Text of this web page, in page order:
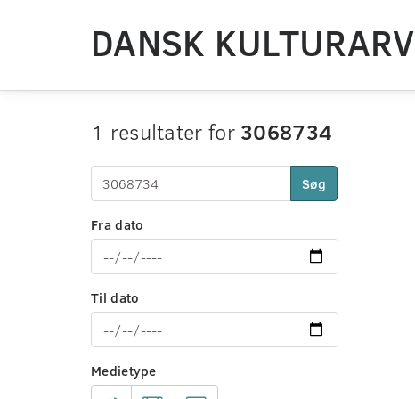
DANSK KULTURARV
1 resultater for 3068734
Søg
Fra dato
Til dato
Medietype